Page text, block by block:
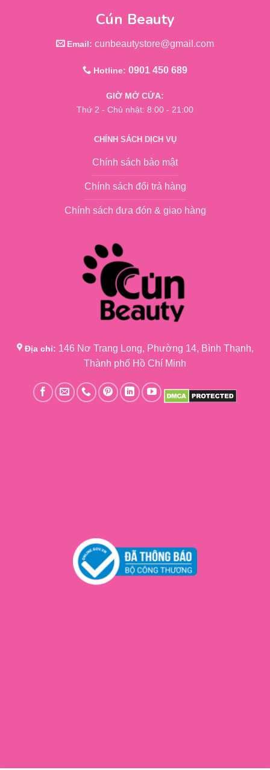
Cún Beauty
Email: cunbeautystore@gmail.com
Hotline: 0901 450 689
GIỜ MỞ CỬA:
Thứ 2 - Chủ nhật: 8:00 - 21:00
CHÍNH SÁCH DỊCH VỤ
Chính sách bảo mật
Chính sách đổi trả hàng
Chính sách đưa đón & giao hàng
Địa chỉ: 146 Nơ Trang Long, Phường 14, Bình Thạnh,
Thành phố Hồ Chí Minh